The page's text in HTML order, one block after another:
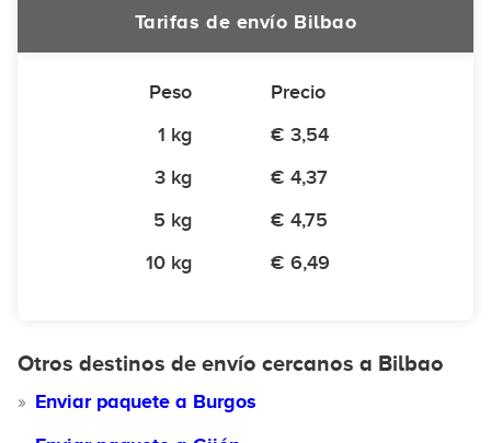
Tarifas de envío Bilbao
Peso
Precio
1 kg
€ 3,54
3 kg
€ 4,37
5 kg
€ 4,75
10 kg
€ 6,49
Otros destinos de envío cercanos a Bilbao
Enviar paquete a Burgos